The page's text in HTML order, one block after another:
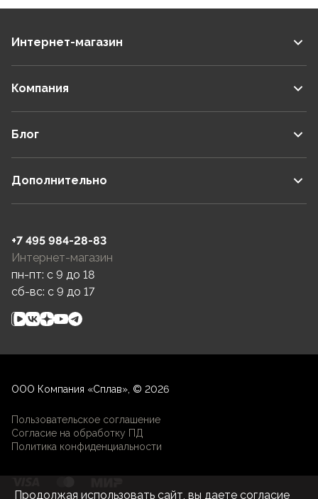
Интернет-магазин
Компания
Блог
Дополнительно
+7 495 984-28-83
Интернет-магазин
пн-пт: c 9 до 18
сб-вс: c 9 до 17
ООО Компания «Сплав», © 2026
Пользовательское соглашение
Согласие на обработку ПД
Политика конфиденциальности
Продолжая использовать сайт, вы даете согласие